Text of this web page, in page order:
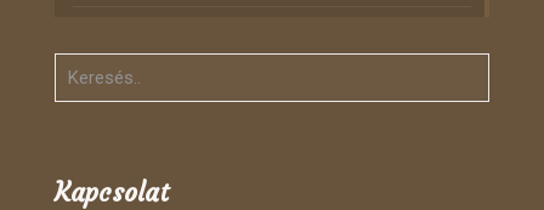
Kapcsolat